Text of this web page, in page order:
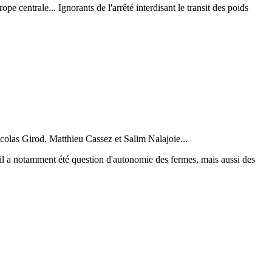
centrale... Ignorants de l'arrêté interdisant le transit des poids
Girod, Matthieu Cassez et Salim Nalajoie...
notamment été question d'autonomie des fermes, mais aussi des